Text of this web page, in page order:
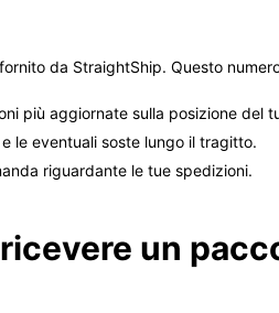
da StraightShip. Questo
più aggiornate sulla posizione del
le eventuali soste lungo il tragitto.
riguardante le tue spedizioni.
un